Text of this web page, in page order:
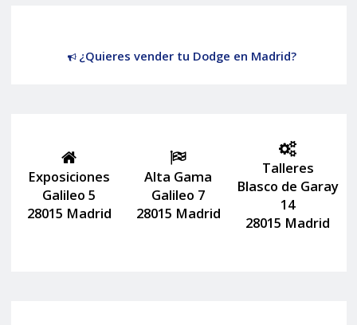
¿Quieres vender tu Dodge en Madrid?
Exposiciones
Galileo 5
28015 Madrid
Alta Gama
Galileo 7
28015 Madrid
Talleres
Blasco de Garay
14
28015 Madrid